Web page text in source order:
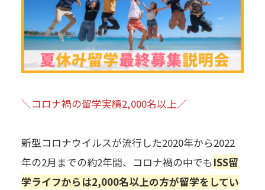
＼コロナ禍の留学実績2,000名以上／
新型コロナウイルスが流行した2020年から2022
年の2月までの約2年間、コロナ禍の中でもISS留
学ライフからは2,000名以上の方が留学をしてい